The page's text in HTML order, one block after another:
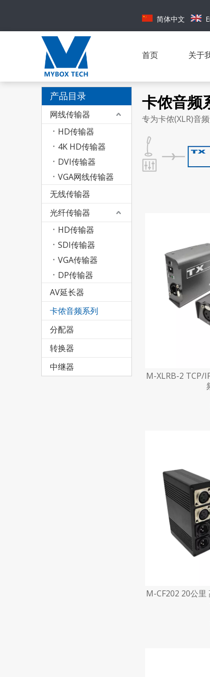
简体中文
首页 关于
产品目录
网线传输器
HD传输器
4K HD传输器
DVI传输器
VGA网线传输器
无线传输器
光纤传输器
HD传输器
SDI传输器
VGA传输器
DP传输器
AV延长器
卡侬音频系列
分配器
转换器
中继器
卡侬音频
专为卡侬(XLR)音
M-XLRB-2 TCP/
M-CF202 20公